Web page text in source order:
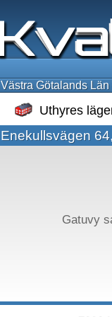
Västra Götalands Län
Uthyres
Enekullsvägen
Gatuvy